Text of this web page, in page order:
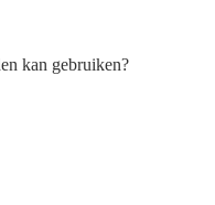
kan gebruiken?